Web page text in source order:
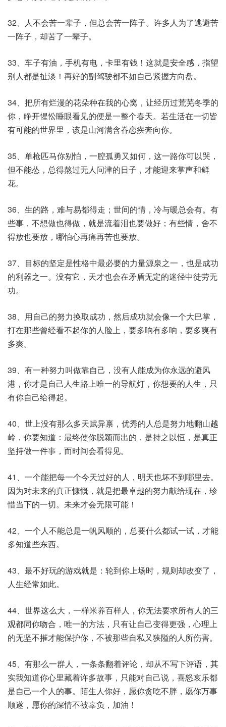
32、人不会苦一辈子，但总会苦一阵子。许多人为了逃避苦
一阵子，却苦了一辈子。
33、车子有油，手机有电，卡里有钱！这就是安全感，指望
别人都是扯淡！再好的副驾驶都不如自己紧握方向盘。
34、把所有烂漫的花朵种在我的心窝，让经历过荒芜冬季的
你，睁开惺忪睡眼看见的便是一整个春天。若生活在一切皆
有可能的世界里，该是山河满含眷恋疾奔向你。
35、单枪匹马你别怕，一腔孤勇又如何，这一路你可以哭，
但不能怂，总得熬过无人问津的日子，才能迎来掌声和鲜
花。
36、生的路，难与易都得走；世间的情，冷与暖总会有。有
些事，不想做也得做，就是流着泪也要做好；有些情，舍不
得放也要放，哪怕心再痛再苦也要放。
37、目标的坚定是性格中最必要的力量源泉之一，也是成功
的利器之一。没有它，天才也会在矛盾无定的迷径中徒劳无
功。
38、用自己的努力换取成功，然后成功就会像一个大巴掌，
打在那些曾经看不起你的人脸上，要多响有多响，要多爽有
多爽。
39、有一种努力叫做靠自己，没有人能成为你永远的避风
港，你才是自己人生路上唯一的导航灯，你想要的人生，只
有你自己给得起。
40、世上没有那么多天赋异禀，优秀的人总是努力地翻山越
岭，你要知道：最终使你脱颖而出的，是持之以恒，是真正
坚持做一件事，而时间会看得见。
41、一个能把每一个今天过好的人，明天也坏不到哪里去。
因为对未来的真正慷慨，就是把最卓越的努力献给现在，珍
惜当下的一切。未来才会无限可能！
42、一个人不能总是一帆风顺的，总要什么都试一试，才能
多知道些东西。
43、最不好玩的游戏就是：轮到你上场时，规则却改变了，
人生经常如此。
44、世界这么大，一样米养百样人，你无法要求所有人的三
观都同你吻合，唯一的方法，只有让自己变得更强，心理上
的无坚不摧才能保护你，不被那些自私又狭隘的人所伤害。
45、有那么一群人，一条条翻着评论，却从不写下评语，其
实我知道你心里藏着许多故事，只能对自己说，喜怒哀乐都
是自己一个人的事。陌生人你好，愿你贪吃不胖，愿你万事
顺遂，愿你的深情不被辜负，加油！